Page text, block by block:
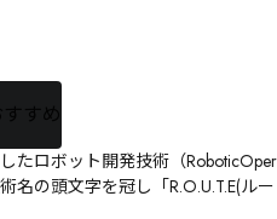
すめ
ロボット開発技術（
の頭文字を冠し「R.O.U.T.E(ル